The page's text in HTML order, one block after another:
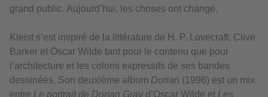
grand public. Aujourd’hui, les choses ont changé.
Kleist s’est inspiré de la littérature de H. P. Lovecraft, Clive
Barker et Oscar Wilde tant pour le contenu que pour
l’architecture et les coloris expressifs de ses bandes
dessinées. Son deuxième album Dorian (1996) est un mix
entre Le portrait de Dorian Grayd’Oscar Wilde et Les